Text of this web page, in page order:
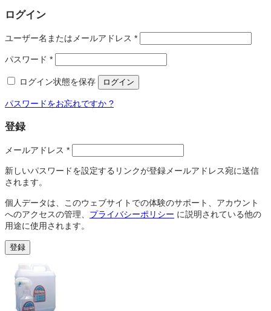
ログイン
ユーザー名またはメールアドレス *
パスワード *
ログイン状態を保存 ログイン
パスワードをお忘れですか ?
登録
メールアドレス *
新しいパスワードを設定するリンクが登録メールアドレス宛に送信
されます。
個人データは、このウェブサイトでの体験のサポート、アカウント
へのアクセスの管理、 プライバシーポリシー に説明されている他の
用途に使用されます。
登録